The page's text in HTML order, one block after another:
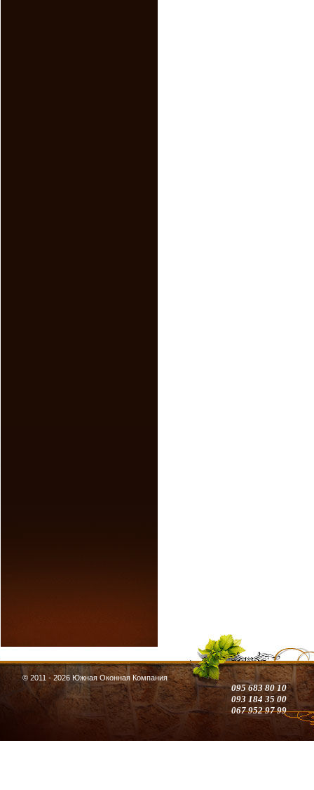
© 2011 - 2026 Южная Оконная Компания
095 683 80 10
093 184 35 00
067 952 97 99